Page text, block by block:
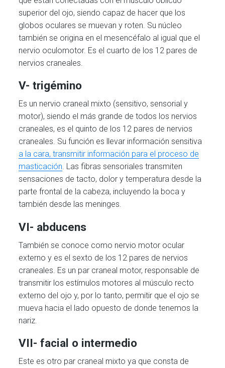
superior del ojo, siendo capaz de hacer que los
globos oculares se muevan y roten. Su núcleo
también se origina en el mesencéfalo al igual que el
nervio oculomotor. Es el cuarto de los 12 pares de
nervios craneales.
V- trigémino
Es un nervio craneal mixto (sensitivo, sensorial y
motor), siendo el más grande de todos los nervios
craneales, es el quinto de los 12 pares de nervios
craneales. Su función es llevar información sensitiva
a la cara, transmitir información para el proceso de
masticación. Las fibras sensoriales transmiten
sensaciones de tacto, dolor y temperatura desde la
parte frontal de la cabeza, incluyendo la boca y
también desde las meninges.
VI- abducens
También se conoce como nervio motor ocular
externo y es el sexto de los 12 pares de nervios
craneales. Es un par craneal motor, responsable de
transmitir los estímulos motores al músculo recto
externo del ojo y, por lo tanto, permitir que el ojo se
mueva hacia el lado opuesto de donde tenemos la
nariz.
VII- facial o intermedio
Este es otro par craneal mixto ya que consta de